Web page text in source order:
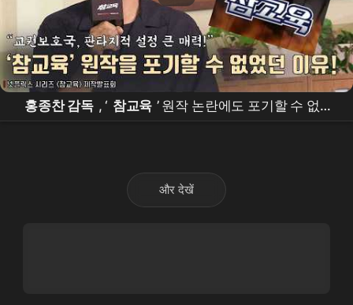
홍종찬 감독 , ‘ 참교육 ’ 원작 논란에도 포기할 수 없었
던 이유! | 넷플릭스 [ 참교육 ] 제작발표회 # 김무열
और देखें